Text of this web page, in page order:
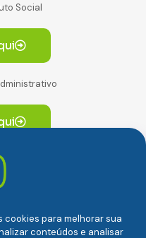
Social
(Edifício Paulista) -
– São Paulo/SP
cookies para melhorar sua
conteúdos e analisar